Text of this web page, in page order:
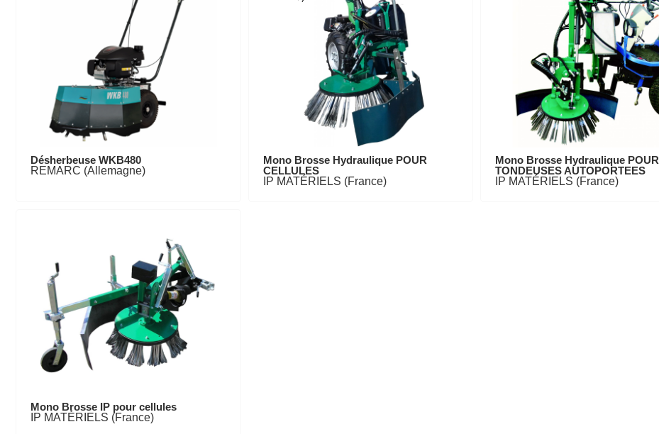
Désherbeuse WKB480
REMARC (Allemagne)
Mono Brosse Hydraulique POUR
CELLULES
IP MATÉRIELS (France)
Mono Brosse Hydraulique POUR
TONDEUSES AUTOPORTEES
IP MATÉRIELS (France)
Mono Brosse IP pour cellules
IP MATÉRIELS (France)